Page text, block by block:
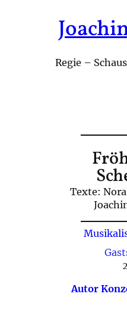
Regie –
Texte:
Autor